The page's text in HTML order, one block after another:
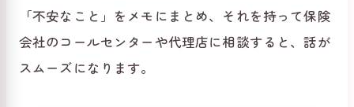
「不安なこと」をメモにまとめ、それを持って保険
会社のコールセンターや代理店に相談すると、話が
スムーズになります。